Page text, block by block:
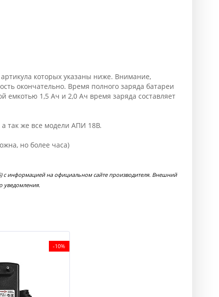
которых указаны ниже. Внимание,
окончательно. Время полного заряда батареи
емкотью 1,5 Ач и 2,0 Ач время заряда составляет
а так же все модели АПИ 18В.
но более часа)
с информацией на официальном сайте производителя. Внешний
уведомления.
-10%